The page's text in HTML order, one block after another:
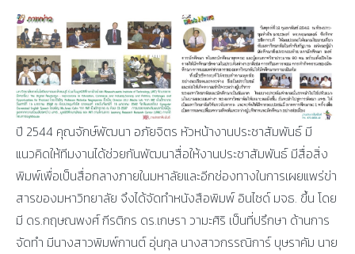
ปี 2544 คุณจักษ์พัฒนา อภัยจิตร หัวหน้างานประชาสัมพันธ์ มี
แนวคิดให้ทีมงานได้ช่วยกันพัฒนาสื่อให้งานประชาสัมพันธ์ มีสื่อสิ่ง
พิมพ์เพื่อเป็นสื่อกลางภายในมหาลัยและอีกช่องทางในการเผยแพร่ข่า
สารของมหาวิทยาลัย จึงได้จัดทำหนังสือพิมพ์ อินไซด์ มจธ. ขึ้น โดย
มี ดร.กฤษณพงศ์ กีรติกร ดร.เกษรา วามะศิริ เป็นที่ปรึกษา ด้านการ
จัดทำ มีนางสาวพิมพ์กานต์ อุ่นกุล นางสาวกรรณิการ์ บุษราคัม นาย